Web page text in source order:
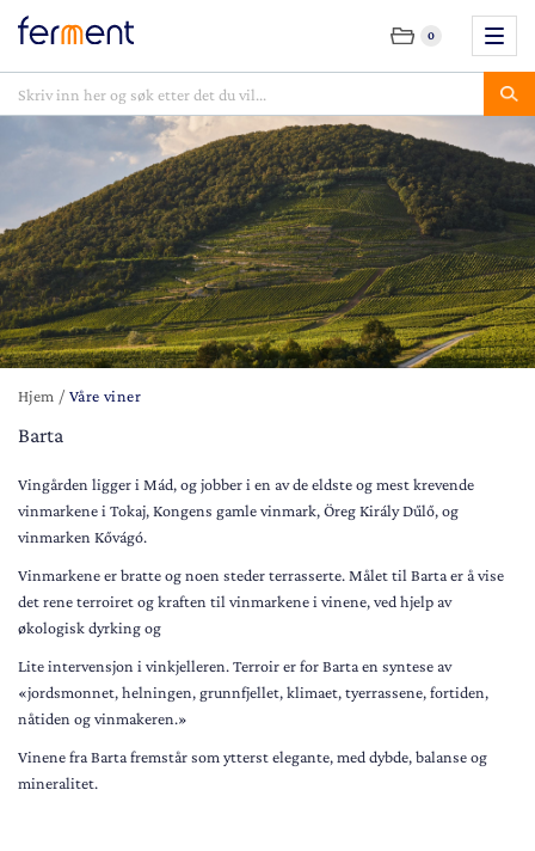
0
Hjem / Våre viner
Barta
Vingården ligger i Mád, og jobber i en av de eldste og mest krevende
vinmarkene i Tokaj, Kongens gamle vinmark, Öreg Király Dűlő, og
vinmarken Kővágó.
Vinmarkene er bratte og noen steder terrasserte. Målet til Barta er å vise
det rene terroiret og kraften til vinmarkene i vinene, ved hjelp av
økologisk dyrking og
Lite intervensjon i vinkjelleren. Terroir er for Barta en syntese av
«jordsmonnet, helningen, grunnfjellet, klimaet, tyerrassene, fortiden,
nåtiden og vinmakeren.»
Vinene fra Barta fremstår som ytterst elegante, med dybde, balanse og
mineralitet.